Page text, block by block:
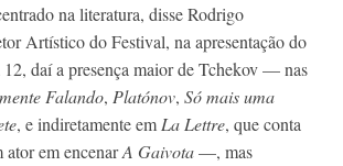
na literatura, disse Rodrigo
Artístico do Festival, na apresentação do
daí a presença maior de Tchekov — nas
Falando, Platónov, Só mais uma
, e indiretamente em La Lettre, que conta
ator em encenar A Gaivota —, mas